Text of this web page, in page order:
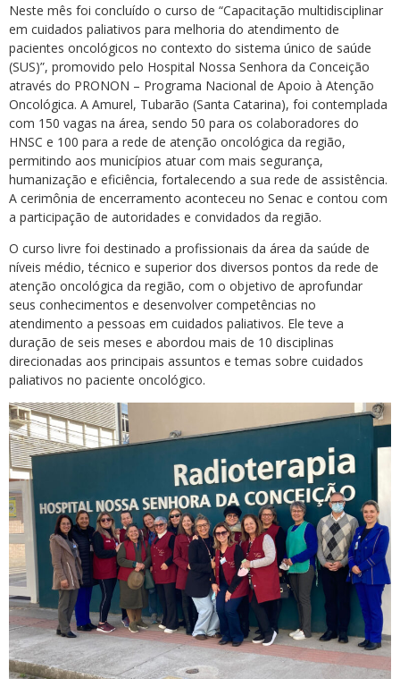
Neste mês foi concluído o curso de “Capacitação multidisciplinar
em cuidados paliativos para melhoria do atendimento de
pacientes oncológicos no contexto do sistema único de saúde
(SUS)”, promovido pelo Hospital Nossa Senhora da Conceição
através do PRONON – Programa Nacional de Apoio à Atenção
Oncológica. A Amurel, Tubarão (Santa Catarina), foi contemplada
com 150 vagas na área, sendo 50 para os colaboradores do
HNSC e 100 para a rede de atenção oncológica da região,
permitindo aos municípios atuar com mais segurança,
humanização e eficiência, fortalecendo a sua rede de assistência.
A cerimônia de encerramento aconteceu no Senac e contou com
a participação de autoridades e convidados da região.
O curso livre foi destinado a profissionais da área da saúde de
níveis médio, técnico e superior dos diversos pontos da rede de
atenção oncológica da região, com o objetivo de aprofundar
seus conhecimentos e desenvolver competências no
atendimento a pessoas em cuidados paliativos. Ele teve a
duração de seis meses e abordou mais de 10 disciplinas
direcionadas aos principais assuntos e temas sobre cuidados
paliativos no paciente oncológico.